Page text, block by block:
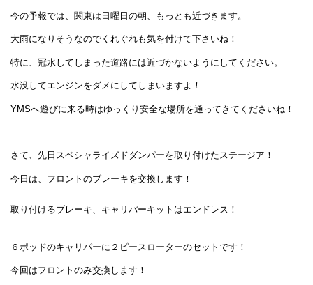
今の予報では、関東は日曜日の朝、もっとも近づきます。
大雨になりそうなのでくれぐれも気を付けて下さいね！
特に、冠水してしまった道路には近づかないようにしてください。
水没してエンジンをダメにしてしまいますよ！
YMSへ遊びに来る時はゆっくり安全な場所を通ってきてくださいね！
さて、先日スペシャライズドダンパーを取り付けたステージア！
今日は、フロントのブレーキを交換します！
取り付けるブレーキ、キャリパーキットはエンドレス！
６ポッドのキャリパーに２ピースローターのセットです！
今回はフロントのみ交換します！